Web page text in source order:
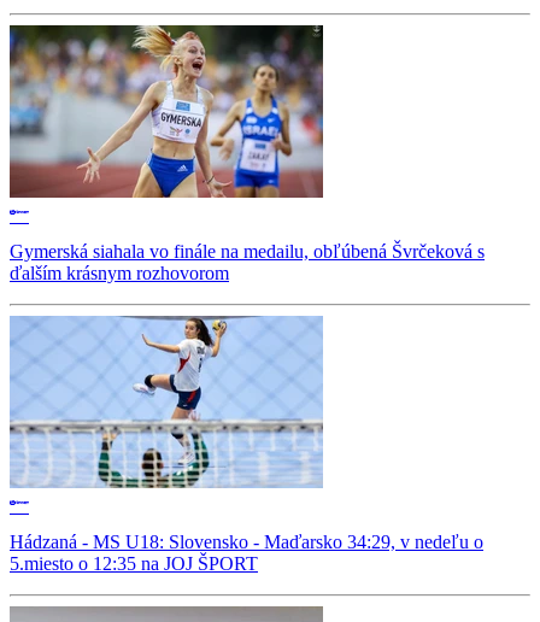
Gymerská siahala vo finále na medailu, obľúbená Švrčeková s
ďalším krásnym rozhovorom
Hádzaná - MS U18: Slovensko - Maďarsko 34:29, v nedeľu o
5.miesto o 12:35 na JOJ ŠPORT